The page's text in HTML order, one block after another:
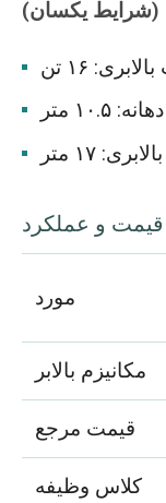
(شرایط یکسان)
۱۶ تن
دهانه: ۱۰.۵ متر
۱۷ متر
و عملکرد
مورد
مکانیزم بالابر
قیمت مرجع
کلاس وظیفه